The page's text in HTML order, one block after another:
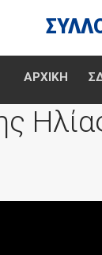
ΑΡΧΙΚΗ